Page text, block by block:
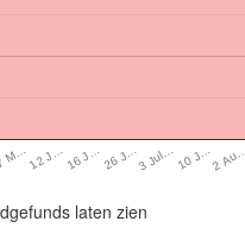
M…12 J…16 J…26 J…3 Jul…10 J…2
laten zien